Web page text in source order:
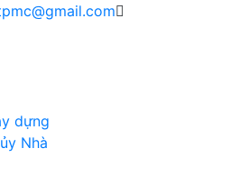
dựng
Nhà